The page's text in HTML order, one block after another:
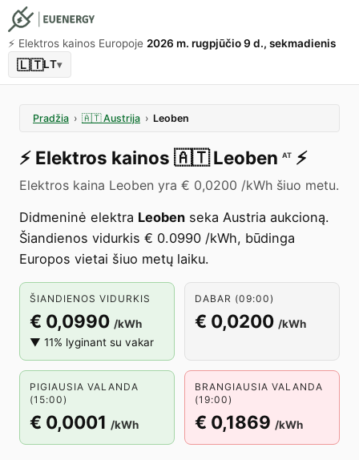
⚡️ Elektros kainos Europoje 2026 m. rugpjūčio 9 d., sekmadienis
🇱🇹LT▾
Pradžia › 🇦🇹 Austrija › Leoben
⚡️ Elektros kainos 🇦🇹 Leoben AT ⚡️
Elektros kaina Leoben yra € 0,0200 /kWh šiuo metu.
Didmeninė elektra Leoben seka Austria aukcioną.
Šiandienos vidurkis € 0.0990 /kWh, būdinga
Europos vietai šiuo metų laiku.
ŠIANDIENOS VIDURKIS
€ 0,0990 /kWh
▼ 11% lyginant su vakar
DABAR (09:00)
€ 0,0200 /kWh
PIGIAUSIA VALANDA
(15:00)
€ 0,0001 /kWh
BRANGIAUSIA VALANDA
(19:00)
€ 0,1869 /kWh